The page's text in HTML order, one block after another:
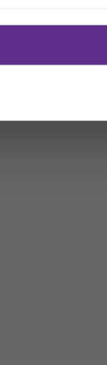
diesem Jahr
die stärksten
darum